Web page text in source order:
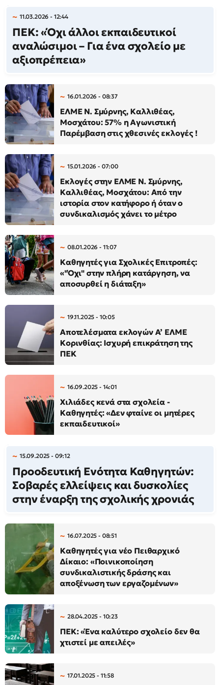
11.03.2026 - 12:44
ΠΕΚ: «Όχι άλλοι εκπαιδευτικοί
αναλώσιμοι – Για ένα σχολείο με
αξιοπρέπεια»
16.01.2026 - 08:37
ΕΛΜΕ Ν. Σμύρνης, Καλλιθέας,
Μοσχάτου: 57% η Αγωνιστική
Παρέμβαση στις χθεσινές εκλογές !
15.01.2026 - 07:00
Εκλογές στην ΕΛΜΕ Ν. Σμύρνης,
Καλλιθέας, Μοσχάτου: Από την
ιστορία στον κατήφορο ή όταν ο
συνδικαλισμός χάνει το μέτρο
08.01.2026 - 11:07
Καθηγητές για Σχολικές Επιτροπές:
«"Όχι" στην πλήρη κατάργηση, να
αποσυρθεί η διάταξη»
19.11.2025 - 10:05
Αποτελέσματα εκλογών Α’ ΕΛΜΕ
Κορινθίας: Ισχυρή επικράτηση της
ΠΕΚ
16.09.2025 - 14:01
Χιλιάδες κενά στα σχολεία -
Καθηγητές: «Δεν φταίνε οι μητέρες
εκπαιδευτικοί»
15.09.2025 - 09:12
Προοδευτική Ενότητα Καθηγητών:
Σοβαρές ελλείψεις και δυσκολίες
στην έναρξη της σχολικής χρονιάς
16.07.2025 - 08:51
Καθηγητές για νέο Πειθαρχικό
Δίκαιο: «Ποινικοποίηση
συνδικαλιστικής δράσης και
αποξένωση των εργαζομένων»
28.04.2025 - 10:23
ΠΕΚ: «Ένα καλύτερο σχολείο δεν θα
χτιστεί με απειλές»
17.01.2025 - 11:58